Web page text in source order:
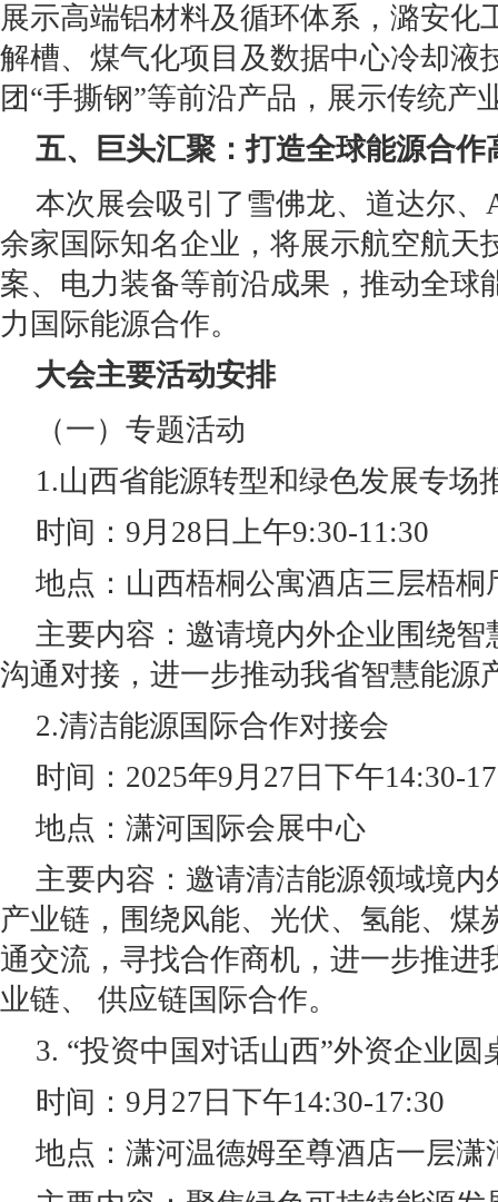
展示高端铝材料及循环体系，潞安化
解槽、煤气化项目及数据中心冷却液
团“手撕钢”等前沿产品，展示传统产
五、巨头汇聚：打造全球能源合作
本次展会吸引了雪佛龙、道达尔、
余家国际知名企业，将展示航空航天
案、电力装备等前沿成果，推动全球
力国际能源合作。
大会主要活动安排
（一）专题活动
1.山西省能源转型和绿色发展专场
时间：9月28日上午9:30-11:30
地点：山西梧桐公寓酒店三层梧桐
主要内容：邀请境内外企业围绕
沟通对接，进一步推动我省智慧能源
2.清洁能源国际合作对接会
时间：2025年9月27日下午14:30-
地点：潇河国际会展中心
主要内容：邀请清洁能源领域境
产业链，围绕风能、光伏、氢能、煤
通交流，寻找合作商机，进一步推进
业链、 供应链国际合作。
3. “投资中国对话山西”外资企业圆
时间：9月27日下午14:30-17:30
地点：潇河温德姆至尊酒店一层潇